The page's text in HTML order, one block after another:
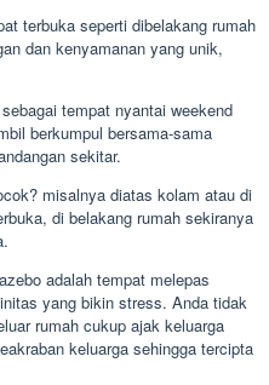
terbuka seperti dibelakang rumah
dan kenyamanan yang unik,
tempat nyantai weekend
berkumpul bersama-sama
sekitar.
misalnya diatas kolam atau di
di belakang rumah sekiranya
adalah tempat melepas
yang bikin stress. Anda tidak
rumah cukup ajak keluarga
keluarga sehingga tercipta